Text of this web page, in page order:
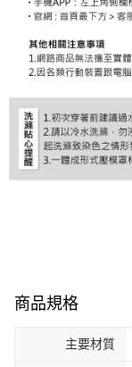
商品規格
主要材質